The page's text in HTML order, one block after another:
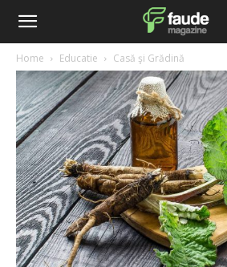
Home Educatie Casă şi Grădină